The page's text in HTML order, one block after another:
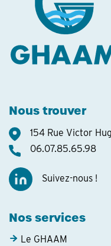
Nous trouver
154 Rue Victor
06.07.85.65.98
Suivez-nous !
Nos services
Le GHAAM